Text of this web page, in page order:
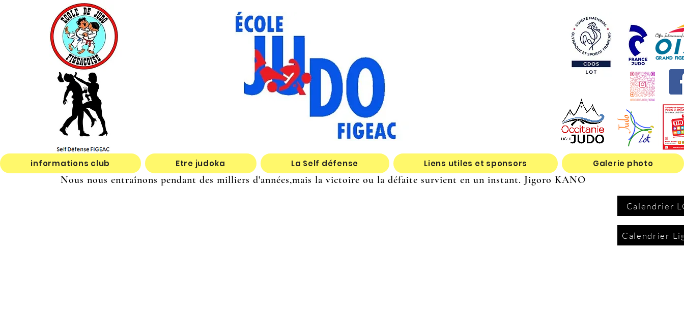
informations club Etre judoka La Self défense Liens utiles et sponsors Galerie photo
Nous nous entraînons pendant des milliers d'années,mais la victoire ou la défaite survient en un instant. Jigoro KANO
Calendrier
Calendrier